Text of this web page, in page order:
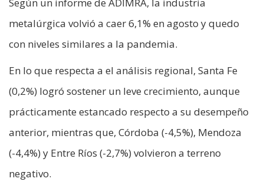
Según un informe de ADIMRA, la industria
metalúrgica volvió a caer 6,1% en agosto y quedo
con niveles similares a la pandemia.
En lo que respecta a el análisis regional, Santa Fe
(0,2%) logró sostener un leve crecimiento, aunque
prácticamente estancado respecto a su desempeño
anterior, mientras que, Córdoba (-4,5%), Mendoza
(-4,4%) y Entre Ríos (-2,7%) volvieron a terreno
negativo.